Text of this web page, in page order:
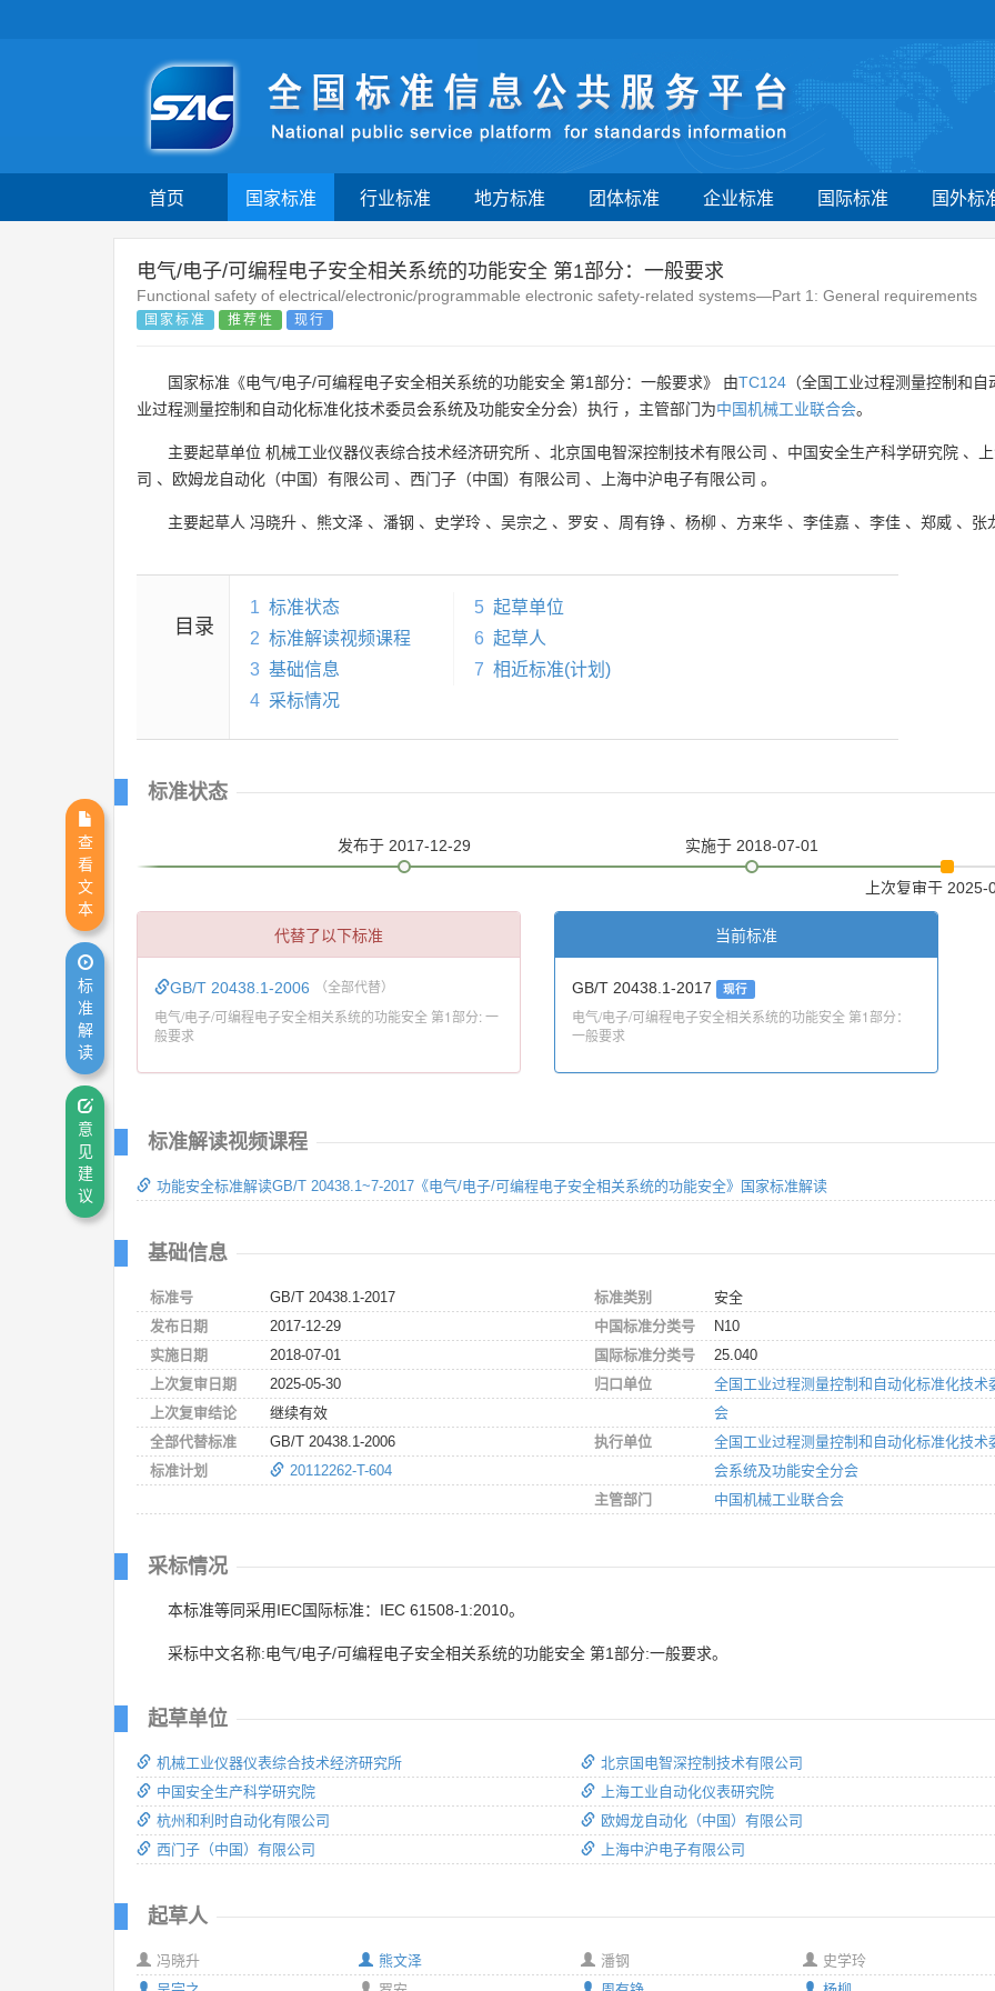
首页 国家标准 行业标准 地方标准 团体标准 企业标准 国际标准 国外标
电气/电子/可编程电子安全相关系统的功能安全 第1部分：一般要求
Functional safety of electrical/electronic/programmable electronic safety-related systems—Part 1: General requirements
国家标准 推荐性 现行
国家标准《电气/电子/可编程电子安全相关系统的功能安全 第1部分：一般要求》 由TC124 （全国工业过程测量控制和
业过程测量控制和自动化标准化技术委员会系统及功能安全分会）执行 ，主管部门为中国机械工业联合会。
主要起草单位 机械工业仪器仪表综合技术经济研究所 、 北京国电智深控制技术有限公司 、 中国安全生产科学研究院 、
司 、 欧姆龙自动化（中国）有限公司 、 西门子（中国）有限公司 、 上海中沪电子有限公司 。
主要起草人 冯晓升 、 熊文泽 、 潘钢 、 史学玲 、 吴宗之 、 罗安 、 周有铮 、 杨柳 、 方来华 、 李佳嘉 、 李佳 、 郑威 、 张
目录
1 标准状态
2 标准解读视频课程
3 基础信息
4 采标情况
5 起草单位
6 起草人
7 相近标准(计划)
标准状态
发布于 2017-12-29 实施于 2018-07-01
上次复审于 2025-
代替了以下标准
GB/T 20438.1-2006 （全部代替）
电气/电子/可编程电子安全相关系统的功能安全 第1部分: 一
般要求
当前标准
GB/T 20438.1-2017 现行
电气/电子/可编程电子安全相关系统的功能安全 第1部分：
一般要求
标准解读视频课程
功能安全标准解读GB/T 20438.1~7-2017《电气/电子/可编程电子安全相关系统的功能安全》国家标准解读
基础信息
标准号
GB/T 20438.1-2017
发布日期
2017-12-29
实施日期
2018-07-01
上次复审日期
2025-05-30
上次复审结论
继续有效
全部代替标准
GB/T 20438.1-2006
标准计划
20112262-T-604
标准类别
安全
中国标准分类号
N10
国际标准分类号
25.040
归口单位
全国工业过程测量控制和自动化标准化技术
会
执行单位
全国工业过程测量控制和自动化标准化技术
会系统及功能安全分会
主管部门
中国机械工业联合会
采标情况
本标准等同采用IEC国际标准：IEC 61508-1:2010。
采标中文名称:电气/电子/可编程电子安全相关系统的功能安全 第1部分:一般要求。
起草单位
机械工业仪器仪表综合技术经济研究所
中国安全生产科学研究院
杭州和利时自动化有限公司
西门子（中国）有限公司
北京国电智深控制技术有限公司
上海工业自动化仪表研究院
欧姆龙自动化（中国）有限公司
上海中沪电子有限公司
起草人
冯晓升
熊文泽
潘钢
史学玲
查
看
文
本
标
准
解
读
意
见
建
议